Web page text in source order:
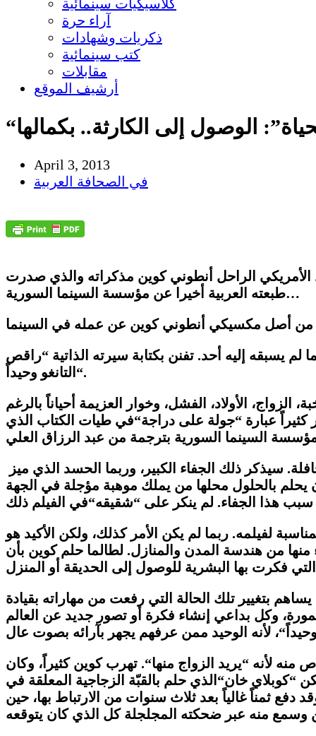
كلاسيكيات سينمائية
آراء حرة
ذكريات وشهادات
كتب سينمائية
مقابلات
أرشيف الموقع
الوصول إلى الكارثة.. بكمالها
April 3, 2013
في الصحافة العربية
الأمريكي الراحل أنطوني كوين مذكراته والذي صدرت
طبعته العربية أخيرا عن مؤسسة السينما السورية…
إليه أحد. تفنن بكتابة سيرته الذاتية “راقص
التانغو وحيداً “.
الأولاد، الفشل، وخوار العزيمة أحياناً بالرغم
عبارة “جولة على دراجة“في طيات الكتاب الذي
سيذكر ذلك الجفاء الكبير، وربما الحسد الذي ميز
يحلم بالحلول محلها من يملك موهبة مؤجلة في الجهة
سبب هذا الجفاء. لم ينكر على “شقيقه“
لفيلمه. ربما لم يكن الأمر كذلك، ولكن الأكيد هو
من هندسة المدن والمنازل. لطالما حلم كوين بأن
بتغيير تلك الحالة التي رفعت من مهاراته بقيادة
وكل بداعي إنشاء فكرة أو تصور جديد عن العالم
“
منه لأنه “يريد الزواج منها“. تهرب كوين كثيراً، وكان
“كوبلاي خان“ الذي حلم بالقبّة الزجاجية المعلقة في
دفع ثمناً غالياً بعد ثلاث سنوات من الارتباط بها، حين
وسمع منه عبر ضحكته المجلجلة كل الذي كان يتوقعه